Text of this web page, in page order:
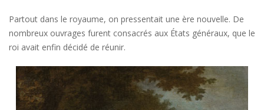
Partout dans le royaume, on pressentait une ère nouvelle. De
nombreux ouvrages furent consacrés aux États généraux, que le
roi avait enfin décidé de réunir.